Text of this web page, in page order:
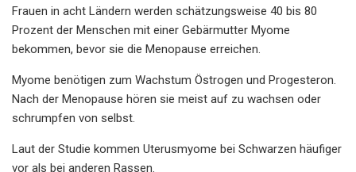
Frauen in acht Ländern werden schätzungsweise 40 bis 80
Prozent der Menschen mit einer Gebärmutter Myome
bekommen, bevor sie die Menopause erreichen.
Myome benötigen zum Wachstum Östrogen und Progesteron.
Nach der Menopause hören sie meist auf zu wachsen oder
schrumpfen von selbst.
Laut der Studie kommen Uterusmyome bei Schwarzen häufiger
vor als bei anderen Rassen.